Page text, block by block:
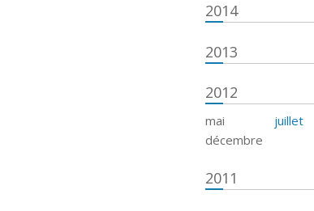
2014
2013
2012
mai juillet
décembre
2011